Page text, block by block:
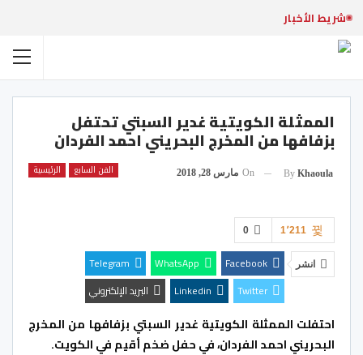
شريط الأخبار
الممثلة الكويتية ​غدير السبتي​ تحتفل
بزفافها من المخرج البحريني ​احمد الفردان​
الفن السابع الرئيسية By Khaoula
On مارس 28, 2018
0 1٬211
انشر Facebook
WhatsApp
Telegram
Twitter
Linkedin البريد الإلكتروني
احتفلت الممثلة الكويتية ​غدير السبتي​ بزفافها من المخرج
البحريني ​احمد الفردان​، في حفل ضخم أقيم في الكويت.